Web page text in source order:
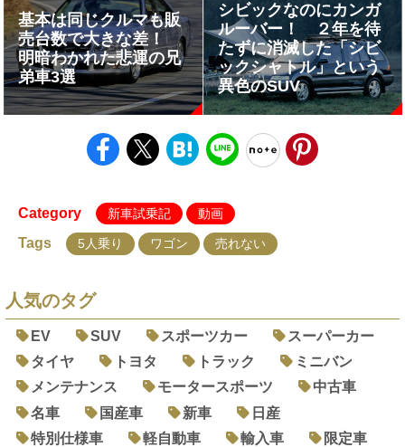
基本は同じクルマも販
売台数で大きな差！
明暗わかれた悲運の兄
弟車3選
シビックなのにカンガ
ルーバー！ ２年を待
たずに消滅した「シビ
ックシャトル」という
異色のSUV
Category 新車試乗記 動画
Tags 5人乗り ワゴン 売れない
人気のタグ
EV SUV スポーツカー
スーパーカー
タイヤ
トヨタ トラック
ミニバン
メンテナンス
モータースポーツ
中古車
名車
国産車 新車
日産
特別仕様車
軽自動車 輸入車
限定車